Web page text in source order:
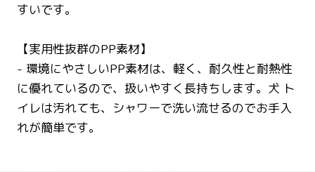
すいです。
【実用性抜群のPP素材】
- 環境にやさしいPP素材は、軽く、耐久性と耐熱性
に優れているので、扱いやすく長持ちします。犬 ト
イレは汚れても、シャワーで洗い流せるのでお手入
れが簡単です。